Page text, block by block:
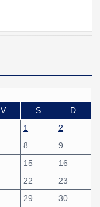
V S
D
1
2
8
9
15
16
22
23
29
30